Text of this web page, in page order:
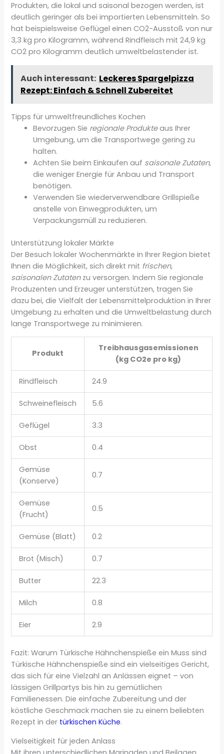
Produkten, die lokal und saisonal bezogen werden, ist
deutlich geringer als bei importierten Lebensmitteln. So
hat beispielsweise Geflügel einen CO2-Ausstoß von nur
3,3 kg pro Kilogramm, während Rindfleisch mit 24,9 kg
CO2 pro Kilogramm deutlich umweltbelastender ist.
Auch interessant: Leckeres Spargelpizza
Rezept: Einfach & Schnell Zubereitet
Tipps für umweltfreundliches Kochen
Bevorzugen Sie regionale Produkteaus Ihrer
Umgebung, um die Transportwege gering zu
halten.
Achten Sie beim Einkaufen auf saisonale Zutaten,
die weniger Energie für Anbau und Transport
benötigen.
Verwenden Sie wiederverwendbare Grillspieße
anstelle von Einwegprodukten, um
Verpackungsmüll zu reduzieren.
Unterstützung lokaler Märkte
Der Besuch lokaler Wochenmärkte in Ihrer Region bietet
Ihnen die Möglichkeit, sich direkt mit frischen,
saisonalen Zutatenzu versorgen. Indem Sie regionale
Produzenten und Erzeuger unterstützen, tragen Sie
dazu bei, die Vielfalt der Lebensmittelproduktion in Ihrer
Umgebung zu erhalten und die Umweltbelastung durch
lange Transportwege zu minimieren.
Produkt
Treibhausgasemissionen
(kg CO2e pro kg)
Rindfleisch 24.9
Schweinefleisch 5.6
Geflügel 3.3
Obst 0.4
Gemüse
(Konserve)
0.7
Gemüse
(Frucht)
0.5
Gemüse (Blatt) 0.2
Brot (Misch) 0.7
Butter 22.3
Milch 0.8
Eier 2.9
Fazit: Warum Türkische Hähnchenspieße ein Muss sind
Türkische Hähnchenspieße sind ein vielseitiges Gericht,
das sich für eine Vielzahl an Anlässen eignet – von
lässigen Grillpartys bis hin zu gemütlichen
Familienessen. Die einfache Zubereitung und der
köstliche Geschmack machen sie zu einem beliebten
Rezept in der türkischen Küche.
Vielseitigkeit für jeden Anlass